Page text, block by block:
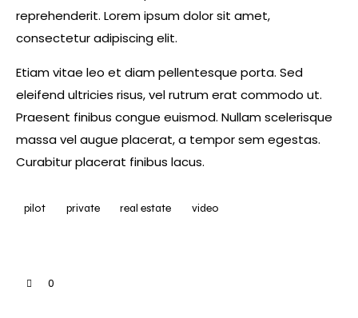
reprehenderit. Lorem ipsum dolor sit amet,
consectetur adipiscing elit.
Etiam vitae leo et diam pellentesque porta. Sed
eleifend ultricies risus, vel rutrum erat commodo ut.
Praesent finibus congue euismod. Nullam scelerisque
massa vel augue placerat, a tempor sem egestas.
Curabitur placerat finibus lacus.
pilot private real estate video
0